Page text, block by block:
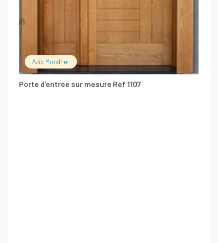
Azib Mondher
Porte d’entrée sur mesure Ref 1107